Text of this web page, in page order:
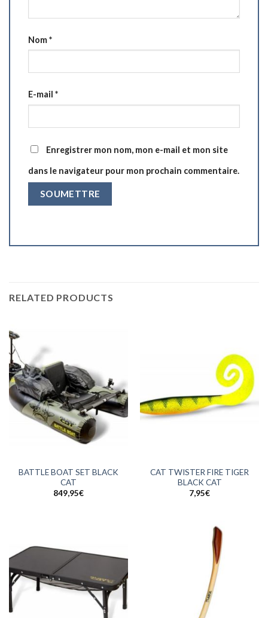
Nom*
E-mail *
Enregistrer mon nom, mon e-mail et mon site
dans le navigateur pour mon prochain commentaire.
RELATED PRODUCTS
BATTLE BOAT SET BLACK
CAT
849,95€
CAT TWISTER FIRE TIGER
BLACK CAT
7,95€